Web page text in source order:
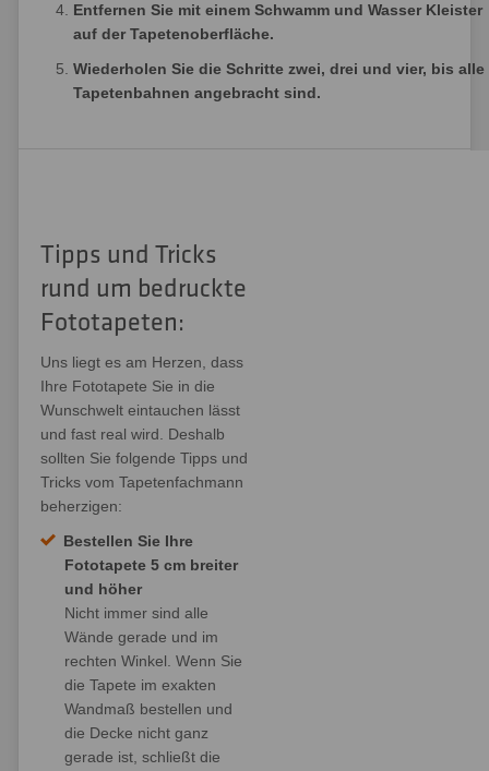
Entfernen Sie mit einem Schwamm und Wasser Kleister
auf der Tapetenoberfläche.
Wiederholen Sie die Schritte zwei, drei und vier, bis alle
Tapetenbahnen angebracht sind.
Tipps und Tricks
rund um bedruckte
Fototapeten:
Uns liegt es am Herzen, dass
Ihre Fototapete Sie in die
Wunschwelt eintauchen lässt
und fast real wird. Deshalb
sollten Sie folgende Tipps und
Tricks vom Tapetenfachmann
beherzigen:
Bestellen Sie Ihre
Fototapete 5 cm breiter
und höher
Nicht immer sind alle
Wände gerade und im
rechten Winkel. Wenn Sie
die Tapete im exakten
Wandmaß bestellen und
die Decke nicht ganz
gerade ist, schließt die